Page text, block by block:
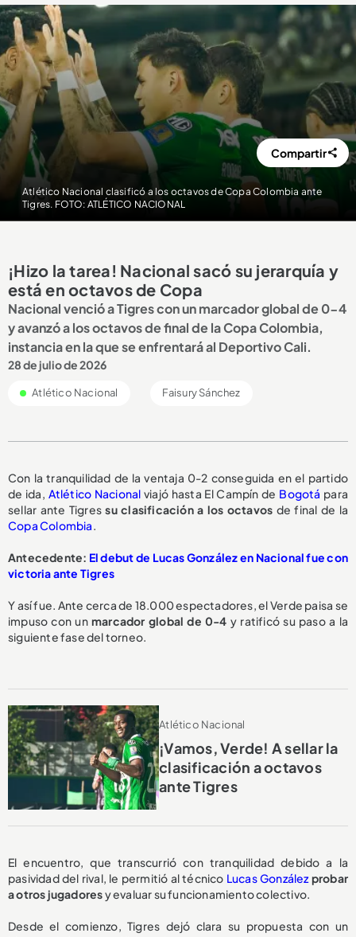
Atlético Nacional clasificó a los octavos de Copa Colombia ante
Tigres. FOTO: ATLÉTICO NACIONAL
Compartir
¡Hizo la tarea! Nacional sacó su jerarquía y
está en octavos de Copa
Nacional venció a Tigres con un marcador global de 0-4
y avanzó a los octavos de final de la Copa Colombia,
instancia en la que se enfrentará al Deportivo Cali.
28 de julio de 2026
Atlético Nacional Faisury Sánchez
Con la tranquilidad de la ventaja 0-2 conseguida en el partido
de ida, Atlético Nacional viajó hasta El Campín de Bogotá para
sellar ante Tigressu clasificación a los octavos de final de la
Copa Colombia
Antecedente: El debut de Lucas González en Nacional fue con
victoria ante Tigres
Y así fue. Ante cerca de 18.000 espectadores, el Verde paisa se
impuso con unmarcador global de 0-4 y ratificó su paso a la
siguiente fase del torneo.
Atlético Nacional
¡Vamos, Verde! A sellar la
clasificación a octavos
ante Tigres
El encuentro, que transcurrió con tranquilidad debido a la
pasividad del rival, le permitió al técnico Lucas González probar
a otros jugadoresy evaluar su funcionamiento colectivo.
Desde el comienzo, Tigres dejó clara su propuesta con un